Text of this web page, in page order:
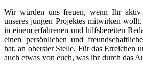
Wir würden uns freuen, wenn Ihr
unseres jungen Projektes mitwirken
in einem erfahrenen und hilfsbereiten
einen persönlichen und
hat, an oberster Stelle. Für das Erreichen
auch etwas von euch, was ihr durch das